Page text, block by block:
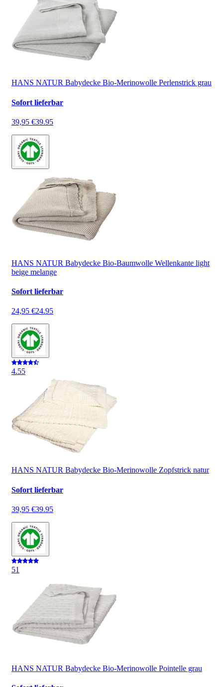
HANS NATUR Babydecke Bio-Merinowolle Perlenstrick grau
Sofort lieferbar
39,95 €39.95
HANS NATUR Babydecke Bio-Baumwolle Wellenkante light
beige melange
Sofort lieferbar
24,95 €24.95
4.55
HANS NATUR Babydecke Bio-Merinowolle Zopfstrick natur
Sofort lieferbar
39,95 €39.95
51
HANS NATUR Babydecke Bio-Merinowolle Pointelle grau